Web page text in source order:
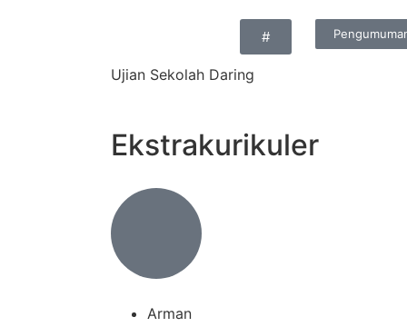
#
Ujian Sekolah Daring
Ekstrakurikuler
Arman